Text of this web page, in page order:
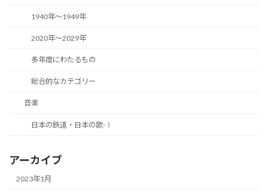
1940年～1949年
2020年～2029年
多年度にわたるもの
総合的なカテゴリー
音楽
日本の鉄道・日本の歌-Ⅰ
アーカイブ
2023年1月